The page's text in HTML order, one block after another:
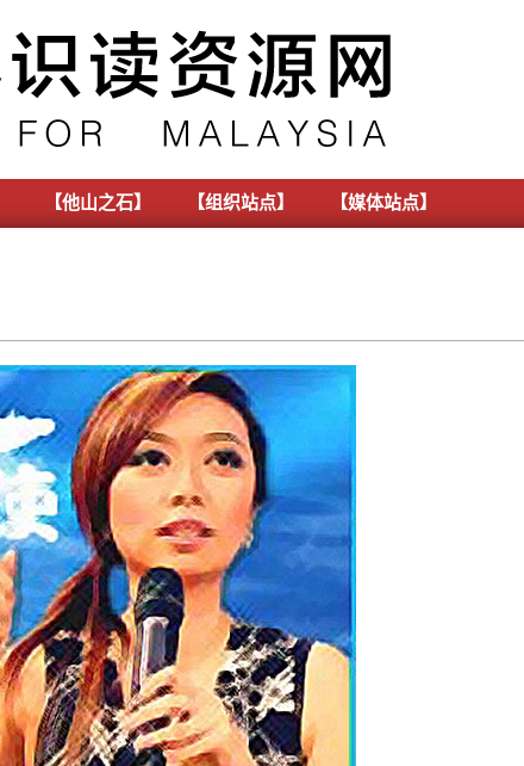
【他山之石】 【组织站点】 【媒体站点】